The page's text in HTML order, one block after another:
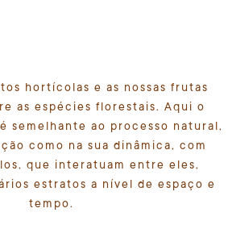
hortícolas e as nossas frutas
as espécies florestais. Aqui o
semelhante ao processo natural,
como na sua dinâmica, com
que interatuam entre eles,
estratos a nível de espaço e
tempo.